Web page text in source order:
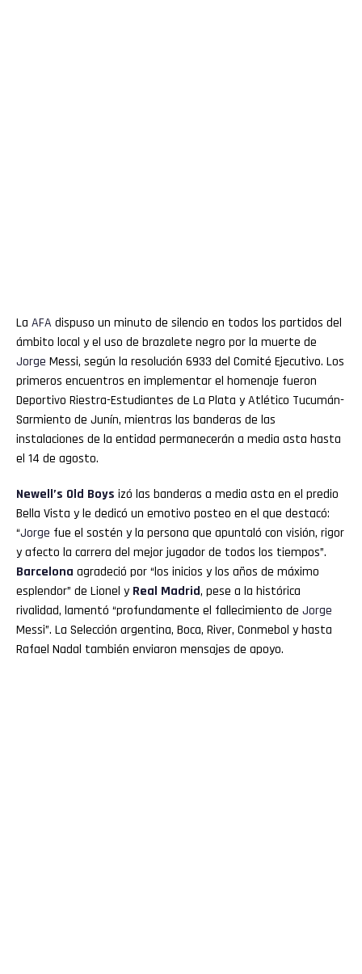
La AFA dispuso un minuto de silencio en todos los partidos del
ámbito local y el uso de brazalete negro por la muerte de
Jorge Messi, según la resolución 6933 del Comité Ejecutivo. Los
primeros encuentros en implementar el homenaje fueron
Deportivo Riestra-Estudiantes de La Plata y Atlético Tucumán-
Sarmiento de Junín, mientras las banderas de las
instalaciones de la entidad permanecerán a media asta hasta
el 14 de agosto.
Newell’s Old Boys izó las banderas a media asta en el predio
Bella Vista y le dedicó un emotivo posteo en el que destacó:
“Jorge fue el sostén y la persona que apuntaló con visión, rigor
y afecto la carrera del mejor jugador de todos los tiempos”.
Barcelona agradeció por “los inicios y los años de máximo
esplendor” de Lionel y Real Madrid, pese a la histórica
rivalidad, lamentó “profundamente el fallecimiento de Jorge
Messi”. La Selección argentina, Boca, River, Conmebol y hasta
Rafael Nadal también enviaron mensajes de apoyo.